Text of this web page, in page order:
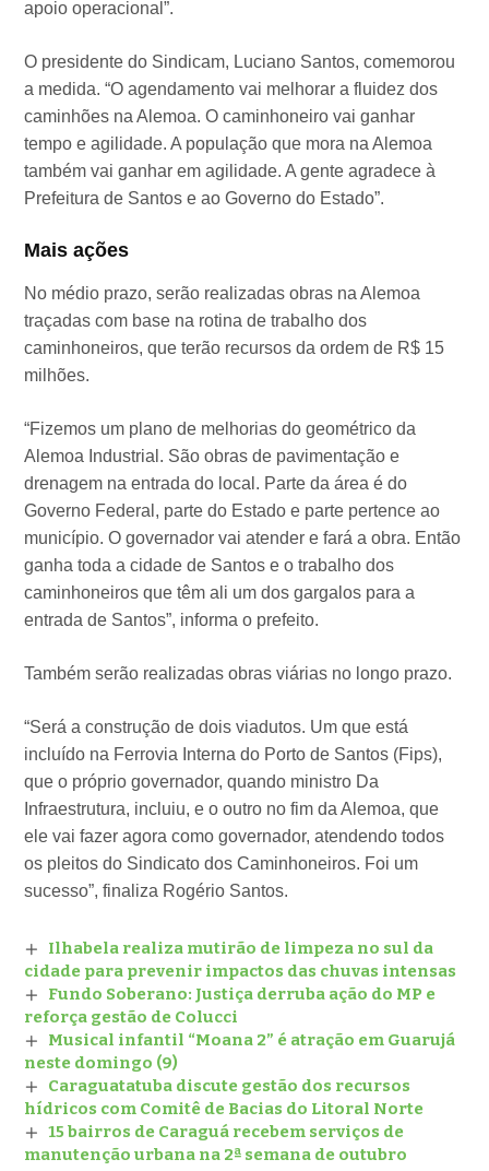
apoio operacional”.
O presidente do Sindicam, Luciano Santos, comemorou
a medida. “O agendamento vai melhorar a fluidez dos
caminhões na Alemoa. O caminhoneiro vai ganhar
tempo e agilidade. A população que mora na Alemoa
também vai ganhar em agilidade. A gente agradece à
Prefeitura de Santos e ao Governo do Estado”.
Mais ações
No médio prazo, serão realizadas obras na Alemoa
traçadas com base na rotina de trabalho dos
caminhoneiros, que terão recursos da ordem de R$ 15
milhões.
“Fizemos um plano de melhorias do geométrico da
Alemoa Industrial. São obras de pavimentação e
drenagem na entrada do local. Parte da área é do
Governo Federal, parte do Estado e parte pertence ao
município. O governador vai atender e fará a obra. Então
ganha toda a cidade de Santos e o trabalho dos
caminhoneiros que têm ali um dos gargalos para a
entrada de Santos”, informa o prefeito.
Também serão realizadas obras viárias no longo prazo.
“Será a construção de dois viadutos. Um que está
incluído na Ferrovia Interna do Porto de Santos (Fips),
que o próprio governador, quando ministro Da
Infraestrutura, incluiu, e o outro no fim da Alemoa, que
ele vai fazer agora como governador, atendendo todos
os pleitos do Sindicato dos Caminhoneiros. Foi um
sucesso”, finaliza Rogério Santos.
Ilhabela realiza mutirão de limpeza no sul da
cidade para prevenir impactos das chuvas intensas
Fundo Soberano: Justiça derruba ação do MP e
reforça gestão de Colucci
Musical infantil “Moana 2” é atração em Guarujá
neste domingo (9)
Caraguatatuba discute gestão dos recursos
hídricos com Comitê de Bacias do Litoral Norte
15 bairros de Caraguá recebem serviços de
manutenção urbana na 2ª semana de outubro